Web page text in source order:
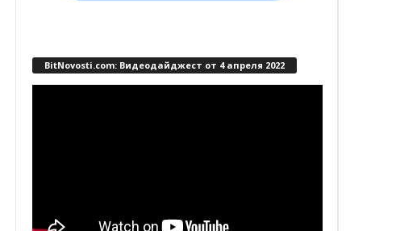
BitNovosti.com: Видеодайджест от 4 апреля 2022